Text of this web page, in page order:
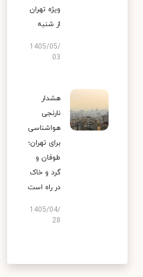
ویژه تهران
از شنبه
1405/05/
03
هشدار
نارنجی
هواشناسی
برای تهران؛
طوفان و
گرد و خاک
در راه است
1405/04/
28